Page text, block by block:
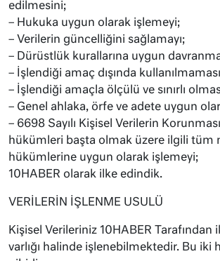
edilmesini;
– Hukuka uygun olarak işlemeyi;
– Verilerin güncelliğini sağlamayı;
– Dürüstlük kurallarına uygun
– İşlendiği amaç dışında
– İşlendiği amaçla ölçülü ve sınırlı
– Genel ahlaka, örfe ve adete uygun
– 6698 Sayılı Kişisel Verilerin
hükümleri başta olmak üzere ilgili tüm
hükümlerine uygun olarak işlemeyi;
10HABER olarak ilke edindik.
VERİLERİN İŞLENME USULÜ
Kişisel Verileriniz 10HABER Tarafından
varlığı halinde işlenebilmektedir. Bu iki